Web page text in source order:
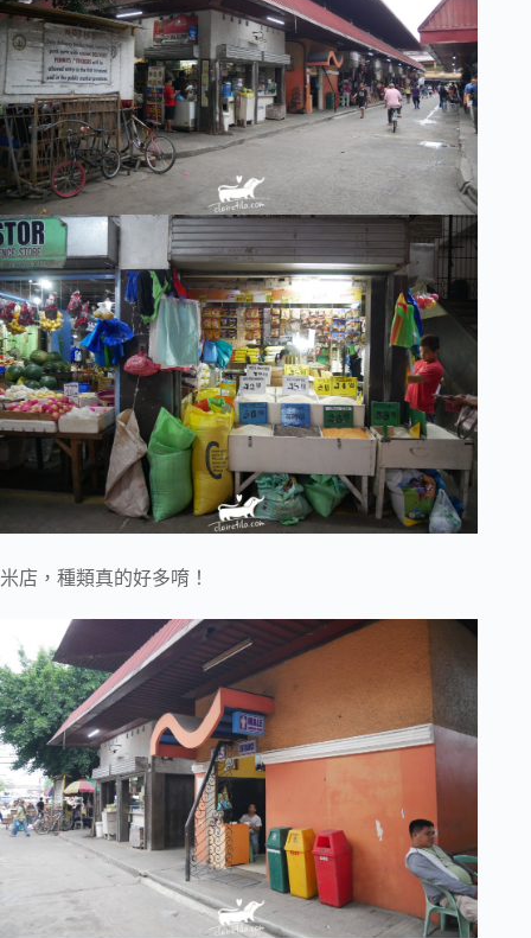
米店，種類真的好多唷！